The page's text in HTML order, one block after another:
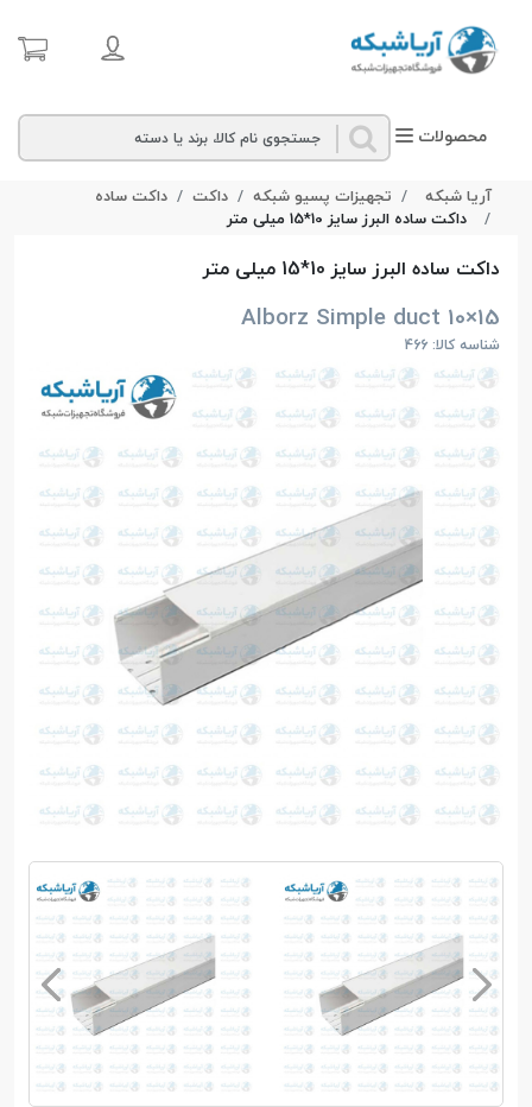
محصولات
آریا شبکه تجهیزات پسیو شبکه داکت
داکت ساده
داکت ساده البرز سایز 10*15 میلی‌ متر
داکت ساده البرز سایز 10*15 میلی‌ متر
Alborz Simple duct 10×15
شناسه کالا: 466